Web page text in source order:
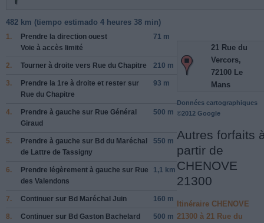
482 km (tiempo estimado 4 heures 38 min)
1. Prendre la direction ouest
Voie à accès limité
71 m
2. Tourner à droite vers Rue du Chapitre 210 m
3.
Prendre la 1re à droite et rester sur
Rue du Chapitre
93 m
4. Prendre à gauche sur Rue Général
Giraud
500 m
5. Prendre à gauche sur Bd du Maréchal
de Lattre de Tassigny
550 m
6. Prendre légèrement à gauche sur Rue
des Valendons
1,1 km
7. Continuer sur Bd Maréchal Juin 160 m
8. Continuer sur Bd Gaston Bachelard 500 m
21 Rue du
Vercors,
72100 Le
Mans
Données cartographiques
©2012 Google
Autres forfaits
partir de
CHENOVE
21300
Itinéraire CHENOVE
21300 à 21 Rue du